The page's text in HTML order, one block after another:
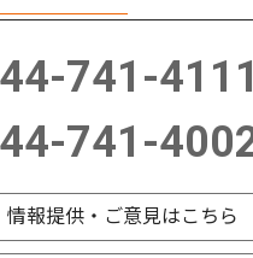
741-4111
741-
情報提供・ご意見はこちら